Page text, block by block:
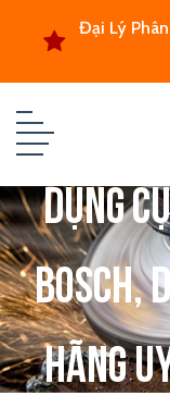
Đại Lý
Dụng
Bosch,
hãng